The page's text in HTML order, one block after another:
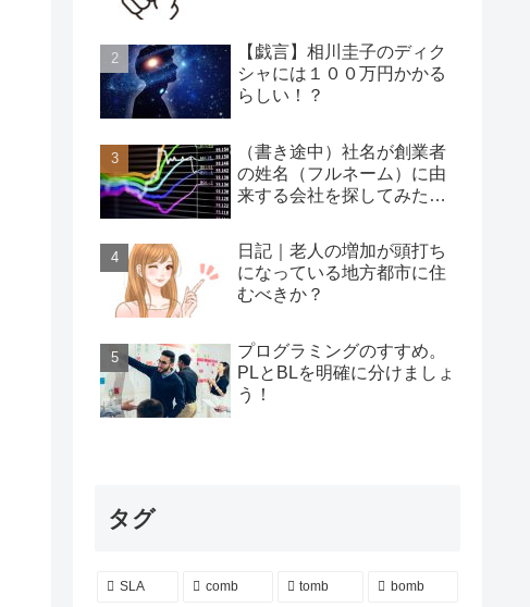
【戯言】相川圭子のディク
シャには１００万円かかる
らしい！？
（書き途中）社名が創業者
の姓名（フルネーム）に由
来する会社を探してみた…
日記｜老人の増加が頭打ち
になっている地方都市に住
むべきか？
プログラミングのすすめ。
PLとBLを明確に分けましょ
う！
タグ
SLA comb tomb bomb